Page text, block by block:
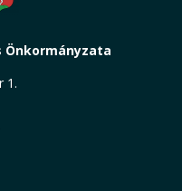
Önkormányzata
1.